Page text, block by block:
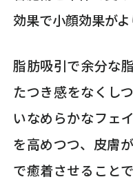
効果で小顔効果がよ
脂肪吸引で余分な
たつき感をなくし
いなめらかなフェ
を高めつつ、皮膚
で癒着させること